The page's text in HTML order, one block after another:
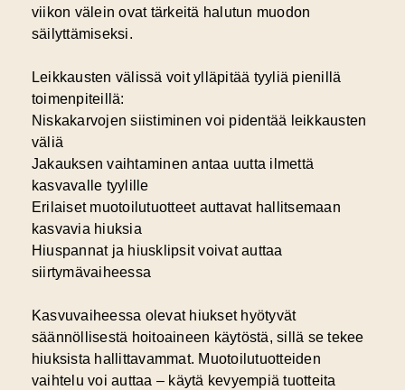
viikon välein ovat tärkeitä halutun muodon
säilyttämiseksi.
Leikkausten välissä voit ylläpitää tyyliä pienillä
toimenpiteillä:
Niskakarvojen siistiminen voi pidentää leikkausten
väliä
Jakauksen vaihtaminen antaa uutta ilmettä
kasvavalle tyylille
Erilaiset muotoilutuotteet auttavat hallitsemaan
kasvavia hiuksia
Hiuspannat ja hiusklipsit voivat auttaa
siirtymävaiheessa
Kasvuvaiheessa olevat hiukset hyötyvät
säännöllisestä hoitoaineen käytöstä, sillä se tekee
hiuksista hallittavammat. Muotoilutuotteiden
vaihtelu voi auttaa – käytä kevyempiä tuotteita